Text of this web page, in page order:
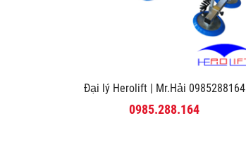
Đại lý Herolift | Mr.Hải 0985288164
0985.288.164